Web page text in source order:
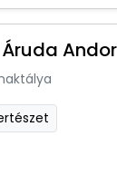
Áruda